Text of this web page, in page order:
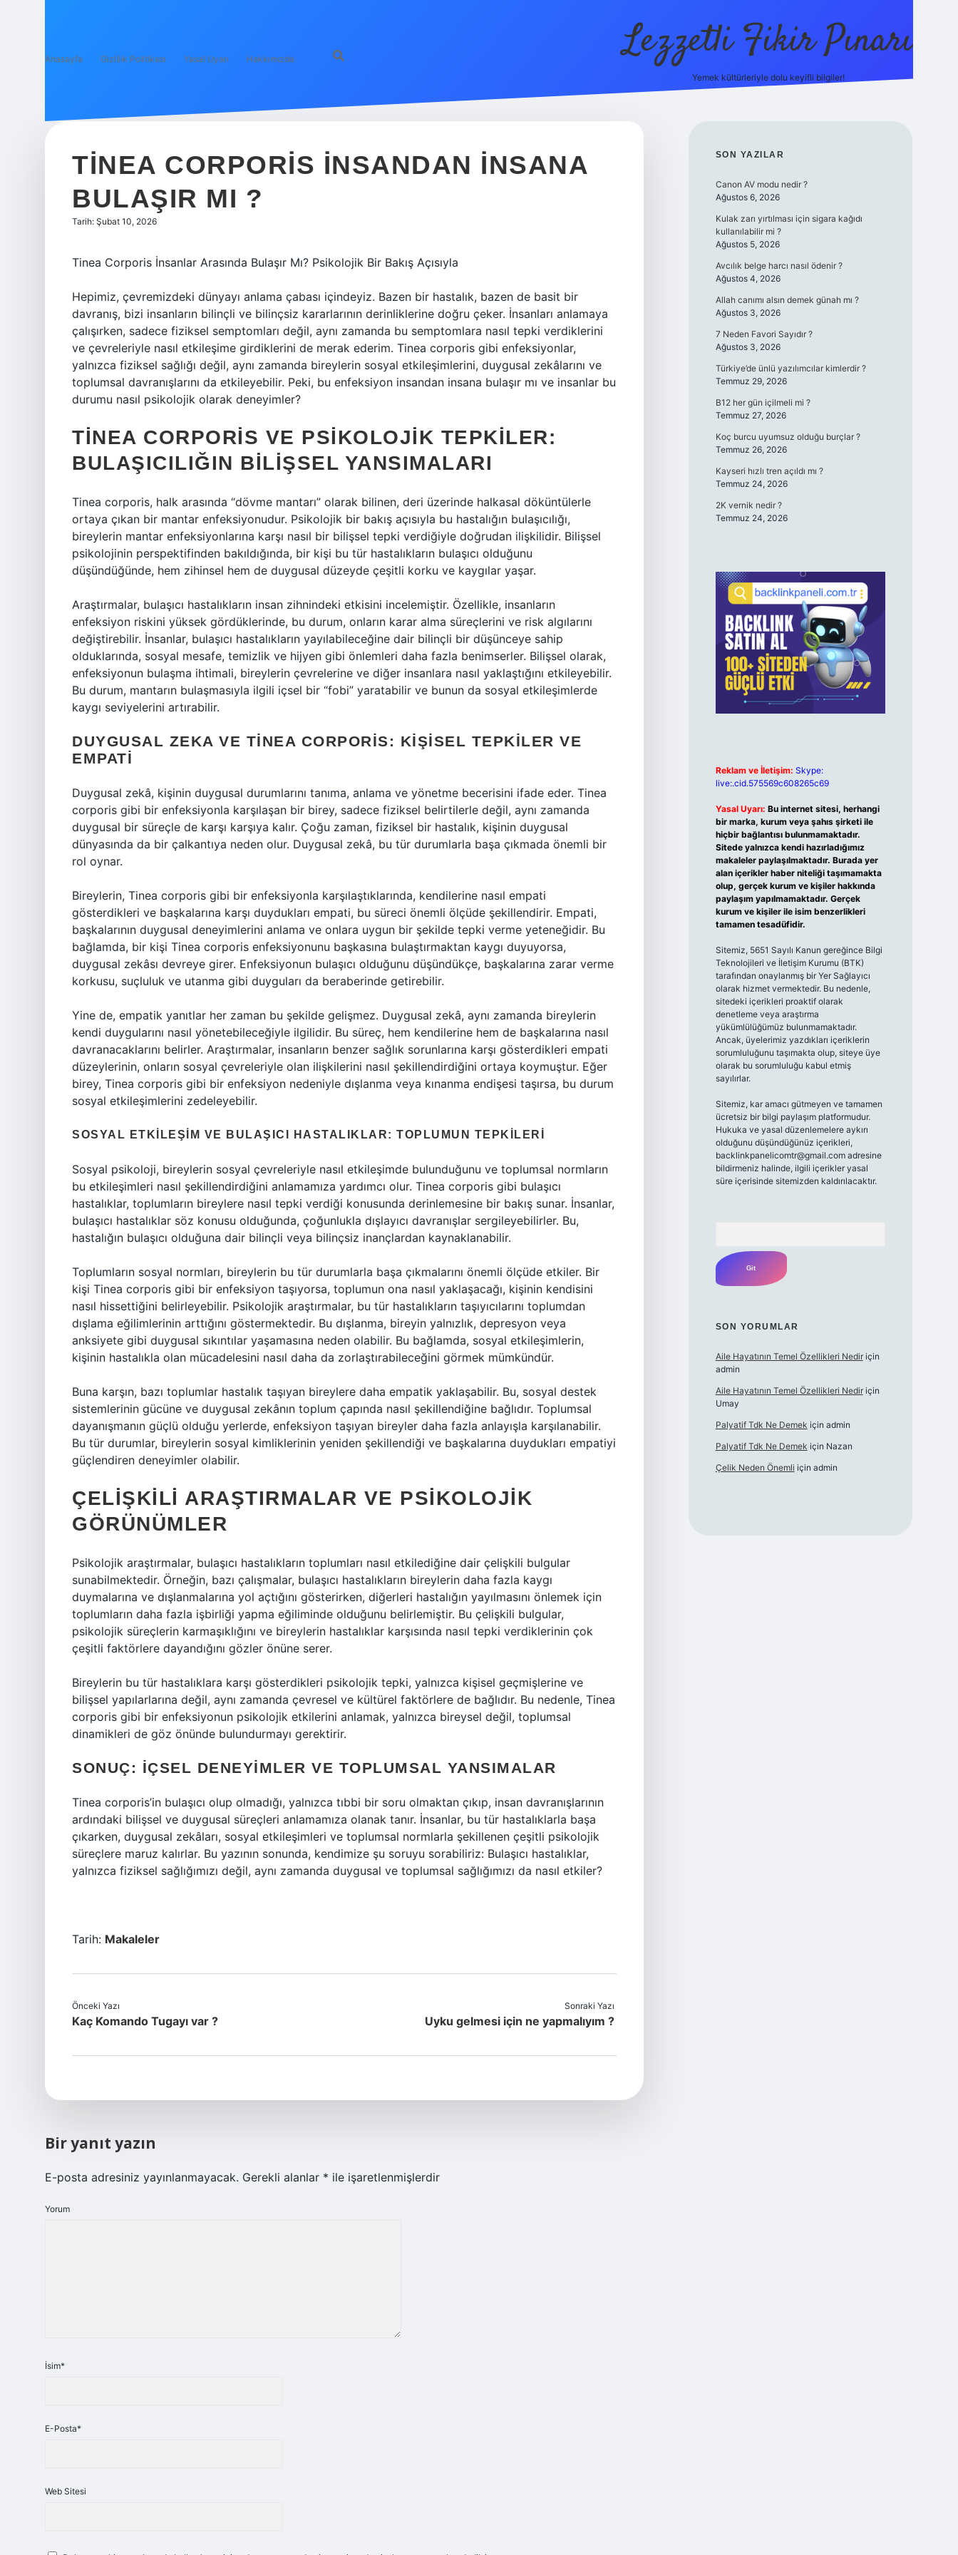
Anasayfa Gizlilik Politikası Yasal Uyarı Hakkımızda Lezzetli Fikir Pınarı
Yemek kültürleriyle dolu keyifli bilgiler!
TINEA CORPORIS INSANDAN INSANA
BULAŞIR MI ?
Tarih: Şubat 10, 2026
Tinea Corporis İnsanlar Arasında Bulaşır Mı? Psikolojik Bir Bakış Açısıyla
Hepimiz, çevremizdeki dünyayı anlama çabası içindeyiz. Bazen bir hastalık, bazen de basit bir
davranış, bizi insanların bilinçli ve bilinçsiz kararlarının derinliklerine doğru çeker. İnsanları anlamaya
çalışırken, sadece fiziksel semptomları değil, aynı zamanda bu semptomlara nasıl tepki verdiklerini
ve çevreleriyle nasıl etkileşime girdiklerini de merak ederim. Tinea corporis gibi enfeksiyonlar,
yalnızca fiziksel sağlığı değil, aynı zamanda bireylerin sosyal etkileşimlerini, duygusal zekâlarını ve
toplumsal davranışlarını da etkileyebilir. Peki, bu enfeksiyon insandan insana bulaşır mı ve insanlar bu
durumu nasıl psikolojik olarak deneyimler?
TINEA CORPORIS VE PSIKOLOJIK TEPKILER:
BULAŞICILIĞIN BILIŞSEL YANSIMALARI
Tinea corporis, halk arasında “dövme mantarı” olarak bilinen, deri üzerinde halkasal döküntülerle
ortaya çıkan bir mantar enfeksiyonudur. Psikolojik bir bakış açısıyla bu hastalığın bulaşıcılığı,
bireylerin mantar enfeksiyonlarına karşı nasıl bir bilişsel tepki verdiğiyle doğrudan ilişkilidir. Bilişsel
psikolojinin perspektifinden bakıldığında, bir kişi bu tür hastalıkların bulaşıcı olduğunu
düşündüğünde, hem zihinsel hem de duygusal düzeyde çeşitli korku ve kaygılar yaşar.
Araştırmalar, bulaşıcı hastalıkların insan zihnindeki etkisini incelemiştir. Özellikle, insanların
enfeksiyon riskini yüksek gördüklerinde, bu durum, onların karar alma süreçlerini ve risk algılarını
değiştirebilir. İnsanlar, bulaşıcı hastalıkların yayılabileceğine dair bilinçli bir düşünceye sahip
olduklarında, sosyal mesafe, temizlik ve hijyen gibi önlemleri daha fazla benimserler. Bilişsel olarak,
enfeksiyonun bulaşma ihtimali, bireylerin çevrelerine ve diğer insanlara nasıl yaklaştığını etkileyebilir.
Bu durum, mantarın bulaşmasıyla ilgili içsel bir “fobi” yaratabilir ve bunun da sosyal etkileşimlerde
kaygı seviyelerini artırabilir.
DUYGUSAL ZEKA VE TINEA CORPORIS: KIŞISEL TEPKILER VE
EMPATI
Duygusal zekâ, kişinin duygusal durumlarını tanıma, anlama ve yönetme becerisini ifade eder. Tinea
corporis gibi bir enfeksiyonla karşılaşan bir birey, sadece fiziksel belirtilerle değil, aynı zamanda
duygusal bir süreçle de karşı karşıya kalır. Çoğu zaman, fiziksel bir hastalık, kişinin duygusal
dünyasında da bir çalkantıya neden olur. Duygusal zekâ, bu tür durumlarla başa çıkmada önemli bir
rol oynar.
Bireylerin, Tinea corporis gibi bir enfeksiyonla karşılaştıklarında, kendilerine nasıl empati
gösterdikleri ve başkalarına karşı duydukları empati, bu süreci önemli ölçüde şekillendirir. Empati,
başkalarının duygusal deneyimlerini anlama ve onlara uygun bir şekilde tepki verme yeteneğidir. Bu
bağlamda, bir kişi Tinea corporis enfeksiyonunu başkasına bulaştırmaktan kaygı duyuyorsa,
duygusal zekâsı devreye girer. Enfeksiyonun bulaşıcı olduğunu düşündükçe, başkalarına zarar verme
korkusu, suçluluk ve utanma gibi duyguları da beraberinde getirebilir.
Yine de, empatik yanıtlar her zaman bu şekilde gelişmez. Duygusal zekâ, aynı zamanda bireylerin
kendi duygularını nasıl yönetebileceğiyle ilgilidir. Bu süreç, hem kendilerine hem de başkalarına nasıl
davranacaklarını belirler. Araştırmalar, insanların benzer sağlık sorunlarına karşı gösterdikleri empati
düzeylerinin, onların sosyal çevreleriyle olan ilişkilerini nasıl şekillendirdiğini ortaya koymuştur. Eğer
birey, Tinea corporis gibi bir enfeksiyon nedeniyle dışlanma veya kınanma endişesi taşırsa, bu durum
sosyal etkileşimlerini zedeleyebilir.
SOSYAL ETKILEŞIM VE BULAŞICI HASTALIKLAR: TOPLUMUN TEPKILERI
Sosyal psikoloji, bireylerin sosyal çevreleriyle nasıl etkileşimde bulunduğunu ve toplumsal normların
bu etkileşimleri nasıl şekillendirdiğini anlamamıza yardımcı olur. Tinea corporis gibi bulaşıcı
hastalıklar, toplumların bireylere nasıl tepki verdiği konusunda derinlemesine bir bakış sunar. İnsanlar,
bulaşıcı hastalıklar söz konusu olduğunda, çoğunlukla dışlayıcı davranışlar sergileyebilirler. Bu,
hastalığın bulaşıcı olduğuna dair bilinçli veya bilinçsiz inançlardan kaynaklanabilir.
Toplumların sosyal normları, bireylerin bu tür durumlarla başa çıkmalarını önemli ölçüde etkiler. Bir
kişi Tinea corporis gibi bir enfeksiyon taşıyorsa, toplumun ona nasıl yaklaşacağı, kişinin kendisini
nasıl hissettiğini belirleyebilir. Psikolojik araştırmalar, bu tür hastalıkların taşıyıcılarını toplumdan
dışlama eğilimlerinin arttığını göstermektedir. Bu dışlanma, bireyin yalnızlık, depresyon veya
anksiyete gibi duygusal sıkıntılar yaşamasına neden olabilir. Bu bağlamda, sosyal etkileşimlerin,
kişinin hastalıkla olan mücadelesini nasıl daha da zorlaştırabileceğini görmek mümkündür.
Buna karşın, bazı toplumlar hastalık taşıyan bireylere daha empatik yaklaşabilir. Bu, sosyal destek
sistemlerinin gücüne ve duygusal zekânın toplum çapında nasıl şekillendiğine bağlıdır. Toplumsal
dayanışmanın güçlü olduğu yerlerde, enfeksiyon taşıyan bireyler daha fazla anlayışla karşılanabilir.
Bu tür durumlar, bireylerin sosyal kimliklerinin yeniden şekillendiği ve başkalarına duydukları empatiyi
güçlendiren deneyimler olabilir.
ÇELIŞKILI ARAŞTIRMALAR VE PSIKOLOJIK
GÖRÜNÜMLER
Psikolojik araştırmalar, bulaşıcı hastalıkların toplumları nasıl etkilediğine dair çelişkili bulgular
sunabilmektedir. Örneğin, bazı çalışmalar, bulaşıcı hastalıkların bireylerin daha fazla kaygı
duymalarına ve dışlanmalarına yol açtığını gösterirken, diğerleri hastalığın yayılmasını önlemek için
toplumların daha fazla işbirliği yapma eğiliminde olduğunu belirlemiştir. Bu çelişkili bulgular,
psikolojik süreçlerin karmaşıklığını ve bireylerin hastalıklar karşısında nasıl tepki verdiklerinin çok
çeşitli faktörlere dayandığını gözler önüne serer.
Bireylerin bu tür hastalıklara karşı gösterdikleri psikolojik tepki, yalnızca kişisel geçmişlerine ve
bilişsel yapılarlarına değil, aynı zamanda çevresel ve kültürel faktörlere de bağlıdır. Bu nedenle, Tinea
corporis gibi bir enfeksiyonun psikolojik etkilerini anlamak, yalnızca bireysel değil, toplumsal
dinamikleri de göz önünde bulundurmayı gerektirir.
SONUÇ: İÇSEL DENEYIMLER VE TOPLUMSAL YANSIMALAR
Tinea corporis’in bulaşıcı olup olmadığı, yalnızca tıbbi bir soru olmaktan çıkıp, insan davranışlarının
ardındaki bilişsel ve duygusal süreçleri anlamamıza olanak tanır. İnsanlar, bu tür hastalıklarla başa
çıkarken, duygusal zekâları, sosyal etkileşimleri ve toplumsal normlarla şekillenen çeşitli psikolojik
süreçlere maruz kalırlar. Bu yazının sonunda, kendimize şu soruyu sorabiliriz: Bulaşıcı hastalıklar,
yalnızca fiziksel sağlığımızı değil, aynı zamanda duygusal ve toplumsal sağlığımızı da nasıl etkiler?
Tarih: Makaleler
Önceki Yazı
Kaç Komando Tugayı var ?
Sonraki Yazı
Uyku gelmesi için ne yapmalıyım ?
Bir yanıt yazın
E-posta adresiniz yayınlanmayacak. Gerekli alanlar * ile işaretlenmişlerdir
Yorum
İsim*
E-Posta*
Web Sitesi
SIDEBAR
SON YAZILAR
Canon AV modu nedir ?
Ağustos 6, 2026
Kulak zarı yırtılması için sigara kağıdı
kullanılabilir mi ?
Ağustos 5, 2026
Avcılık belge harcı nasıl ödenir ?
Ağustos 4, 2026
Allah canımı alsın demek günah mı ?
Ağustos 3, 2026
7 Neden Favori Sayıdır ?
Ağustos 3, 2026
Türkiye’de ünlü yazılımcılar kimlerdir ?
Temmuz 29, 2026
B12 her gün içilmeli mi ?
Temmuz 27, 2026
Koç burcu uyumsuz olduğu burçlar ?
Temmuz 26, 2026
Kayseri hızlı tren açıldı mı ?
Temmuz 24, 2026
2K vernik nedir ?
Temmuz 24, 2026
Reklam ve İletişim: Skype:
live:.cid.575569c608265c69
Yasal Uyarı: Bu internet sitesi, herhangi
bir marka, kurum veya şahıs şirketi ile
hiçbir bağlantısı bulunmamaktadır.
Sitede yalnızca kendi hazırladığımız
makaleler paylaşılmaktadır. Burada yer
alan içerikler haber niteliği taşımamakta
olup, gerçek kurum ve kişiler hakkında
paylaşım yapılmamaktadır. Gerçek
kurum ve kişiler ile isim benzerlikleri
tamamen tesadüfidir.
Sitemiz, 5651 Sayılı Kanun gereğince Bilgi
Teknolojileri ve İletişim Kurumu (BTK)
tarafından onaylanmış bir Yer Sağlayıcı
olarak hizmet vermektedir. Bu nedenle,
sitedeki içerikleri proaktif olarak
denetleme veya araştırma
yükümlülüğümüz bulunmamaktadır.
Ancak, üyelerimiz yazdıkları içeriklerin
sorumluluğunu taşımakta olup, siteye üye
olarak bu sorumluluğu kabul etmiş
sayılırlar.
Sitemiz, kar amacı gütmeyen ve tamamen
ücretsiz bir bilgi paylaşım platformudur.
Hukuka ve yasal düzenlemelere aykırı
olduğunu düşündüğünüz içerikleri,
backlinkpanelicomtr@gmail.comadresine
bildirmeniz halinde, ilgili içerikler yasal
süre içerisinde sitemizden kaldırılacaktır.
SON YORUMLAR
Aile Hayatının Temel Özellikleri Nediriçin
admin
Aile Hayatının Temel Özellikleri Nediriçin
Umay
Palyatif Tdk Ne Demek için admin
Palyatif Tdk Ne Demek için Nazan
Çelik Neden Önemli için admin